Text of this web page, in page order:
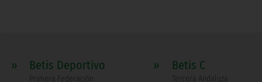
» Betis Deportivo
Primera Federación
» Betis C
Tercera Andaluza